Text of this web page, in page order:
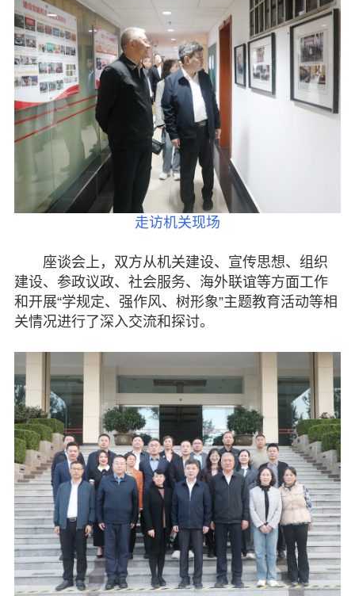
走访机关现场
座谈会上，双方从机关建设、宣传思想、组织
建设、参政议政、社会服务、海外联谊等方面工作
和开展“学规定、强作风、树形象”主题教育活动等相
关情况进行了深入交流和探讨。